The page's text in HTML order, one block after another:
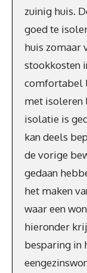
zuinig huis.
goed te
huis zomaar
stookkosten
comfortabel
met isoleren
isolatie is
kan deels
de vorige
gedaan
het maken
waar een
hieronder
besparing in